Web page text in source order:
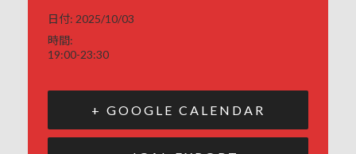
日付: 2025/10/03
時間:
19:00-23:30
+ GOOGLE CALENDAR